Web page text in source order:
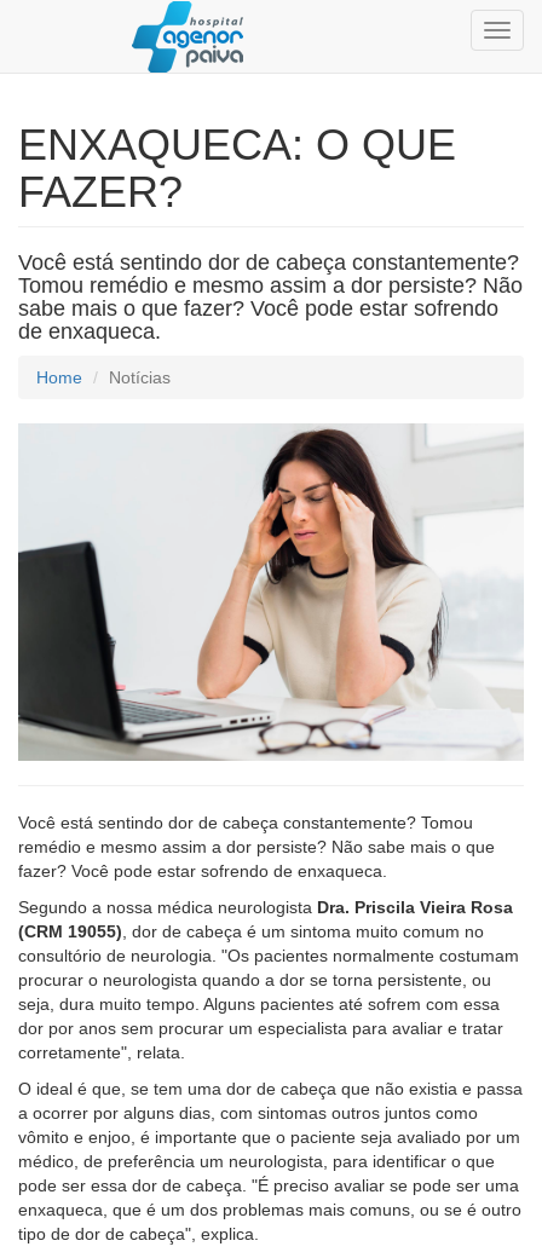
ENXAQUECA: O QUE
FAZER?
Você está sentindo dor de cabeça constantemente?
Tomou remédio e mesmo assim a dor persiste? Não
sabe mais o que fazer? Você pode estar sofrendo
de enxaqueca.
Home Notícias
Você está sentindo dor de cabeça constantemente? Tomou
remédio e mesmo assim a dor persiste? Não sabe mais o que
fazer? Você pode estar sofrendo de enxaqueca.
Segundo a nossa médica neurologista Dra. Priscila Vieira Rosa
(CRM 19055) , dor de cabeça é um sintoma muito comum no
consultório de neurologia. "Os pacientes normalmente costumam
procurar o neurologista quando a dor se torna persistente, ou
seja, dura muito tempo. Alguns pacientes até sofrem com essa
dor por anos sem procurar um especialista para avaliar e tratar
corretamente", relata.
O ideal é que, se tem uma dor de cabeça que não existia e passa
a ocorrer por alguns dias, com sintomas outros juntos como
vômito e enjoo, é importante que o paciente seja avaliado por um
médico, de preferência um neurologista, para identificar o que
pode ser essa dor de cabeça. "É preciso avaliar se pode ser uma
enxaqueca, que é um dos problemas mais comuns, ou se é outro
tipo de dor de cabeça", explica.